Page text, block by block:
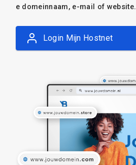
e domeinnaam, e-mail of website.
Login Mijn Hostnet